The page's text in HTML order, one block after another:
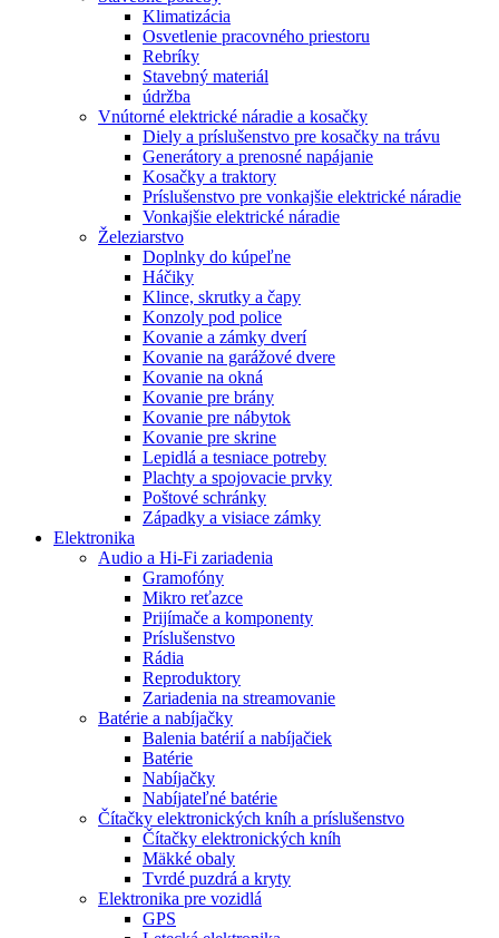
Klimatizácia
Osvetlenie pracovného priestoru
Rebríky
Stavebný materiál
údržba
Vnútorné elektrické náradie a kosačky
Diely a príslušenstvo pre kosačky na trávu
Generátory a prenosné napájanie
Kosačky a traktory
Príslušenstvo pre vonkajšie elektrické náradie
Vonkajšie elektrické náradie
Železiarstvo
Doplnky do kúpeľne
Háčiky
Klince, skrutky a čapy
Konzoly pod police
Kovanie a zámky dverí
Kovanie na garážové dvere
Kovanie na okná
Kovanie pre brány
Kovanie pre nábytok
Kovanie pre skrine
Lepidlá a tesniace potreby
Plachty a spojovacie prvky
Poštové schránky
Západky a visiace zámky
Elektronika
Audio a Hi-Fi zariadenia
Gramofóny
Mikro reťazce
Prijímače a komponenty
Príslušenstvo
Rádia
Reproduktory
Zariadenia na streamovanie
Batérie a nabíjačky
Balenia batérií a nabíjačiek
Batérie
Nabíjačky
Nabíjateľné batérie
Čítačky elektronických kníh a príslušenstvo
Čítačky elektronických kníh
Mäkké obaly
Tvrdé puzdrá a kryty
Elektronika pre vozidlá
GPS